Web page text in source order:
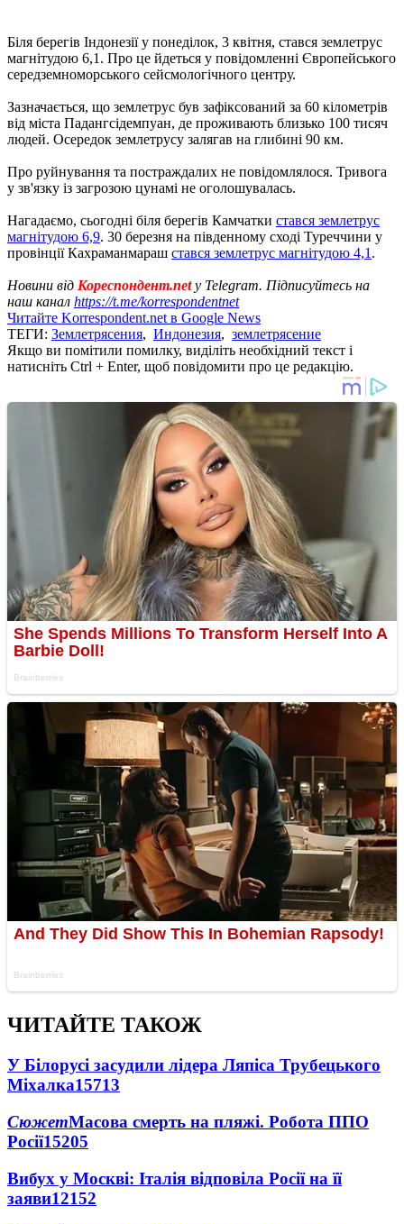
Біля берегів Індонезії у понеділок, 3 квітня, стався землетрус
магнітудою 6,1. Про це йдеться у повідомленні Європейського
середземноморського сейсмологічного центру.
Зазначається, що землетрус був зафіксований за 60 кілометрів
від міста Падангсідемпуан, де проживають близько 100 тисяч
людей. Осередок землетрусу залягав на глибині 90 км.
Про руйнування та постраждалих не повідомлялося. Тривога
у зв'язку із загрозою цунамі не оголошувалась.
Нагадаємо, сьогодні біля берегів Камчатки стався землетрус
магнітудою 6,9. 30 березня на південному сході Туреччини у
провінції Кахраманмараш стався землетрус магнітудою 4,1 .
Новини від Кореспондент.netу Telegram. Підписуйтесь на
наш канал https://t.me/korrespondentnet
Читайте Korrespondent.net в Google News
ТЕГИ: Землетрясения, Индонезия, землетрясение
Якщо ви помітили помилку, виділіть необхідний текст і
натисніть Ctrl + Enter, щоб повідомити про це редакцію.
ЧИТАЙТЕ ТАКОЖ
У Білорусі засудили лідера Ляпіса Трубецького
Міхалка15713
СюжетМасова смерть на пляжі. Робота ППО
Росії15205
Вибух у Москві: Італія відповіла Росії на її
заяви12152